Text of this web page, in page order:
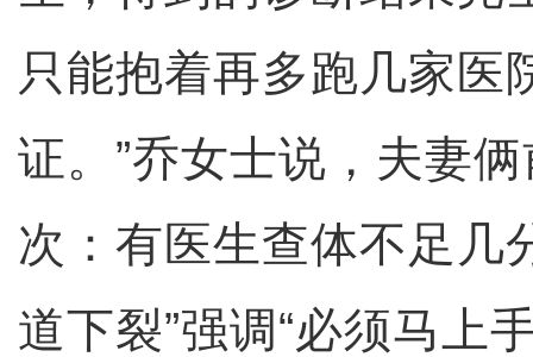
只能抱着再多跑几家医
证。”乔女士说，夫妻
次：有医生查体不足几
道下裂”强调“必须马上